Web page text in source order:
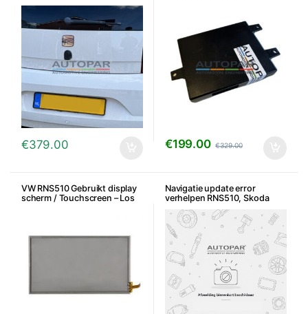
€379.00 €199.00 €329.00
VW RNS510 Gebruikt display
scherm / Touchscreen – Los
Navigatie update error
verhelpen RNS510, Skoda
Columbus, Seat Mediasystem